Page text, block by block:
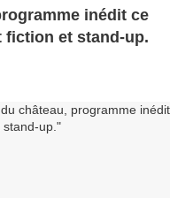
inédit ce
fiction et stand-up.